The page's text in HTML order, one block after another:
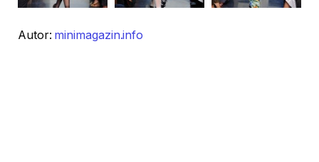
Autor: minimagazin.info